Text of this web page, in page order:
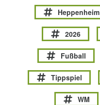
Heppenheim
2026
Fußball
Tippspiel
WM